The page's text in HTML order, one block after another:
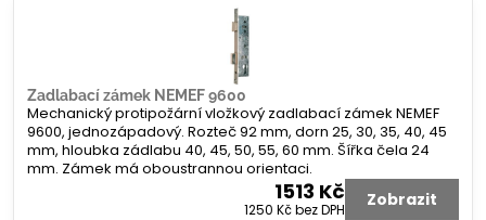
Zadlabací zámek NEMEF 9600
Mechanický protipožární vložkový zadlabací zámek NEMEF
9600, jednozápadový. Rozteč 92 mm, dorn 25, 30, 35, 40, 45
mm, hloubka zádlabu 40, 45, 50, 55, 60 mm. Šířka čela 24
mm. Zámek má oboustrannou orientaci.
1513 Kč
1250 Kčbez DPH Zobrazit